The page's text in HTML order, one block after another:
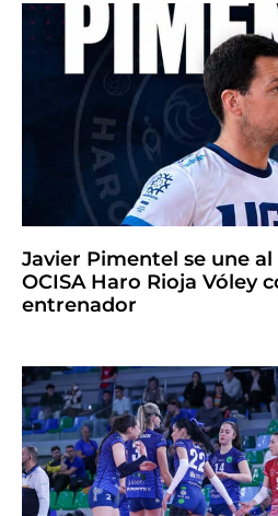
Javier Pimentel se une
OCISA Haro Rioja Vóley
entrenador